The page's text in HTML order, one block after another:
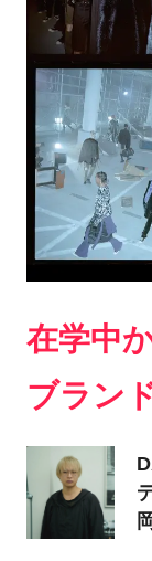
在学中
ブラン